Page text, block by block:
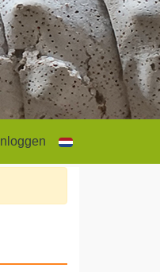
Inloggen